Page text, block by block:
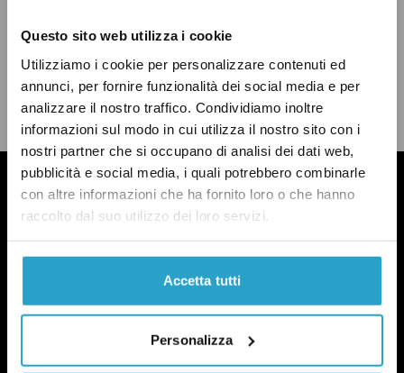
Questo sito web utilizza i cookie
Utilizziamo i cookie per personalizzare contenuti ed
annunci, per fornire funzionalità dei social media e per
analizzare il nostro traffico. Condividiamo inoltre
informazioni sul modo in cui utilizza il nostro sito con i
nostri partner che si occupano di analisi dei dati web,
pubblicità e social media, i quali potrebbero combinarle
con altre informazioni che ha fornito loro o che hanno
raccolto dal suo utilizzo dei loro servizi.
Accetta tutti
Personalizza
CONDIVIDI
facebooktwitterwhatsapp
emailbluesky
LEGGI LA NOSTRA POLITICA DELLE CORREZIONI